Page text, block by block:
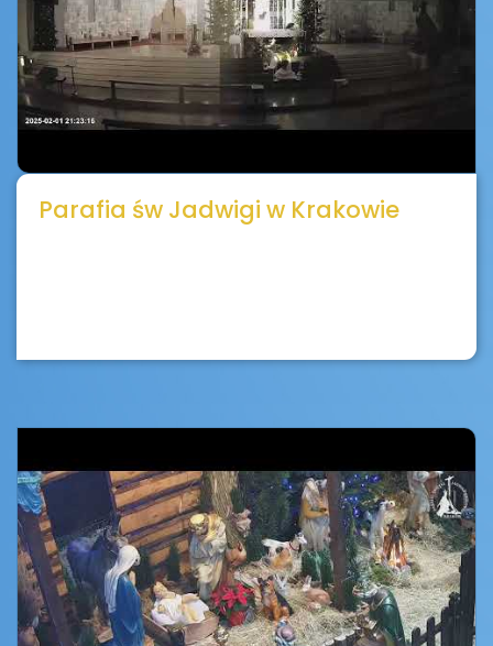
Parafia św Jadwigi w Krakowie